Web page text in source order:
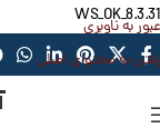
WS_OK_8.3.31
عبور به ناوبری
رفتن به محتوای اصلی